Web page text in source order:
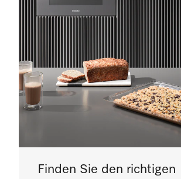
Finden Sie den richtigen